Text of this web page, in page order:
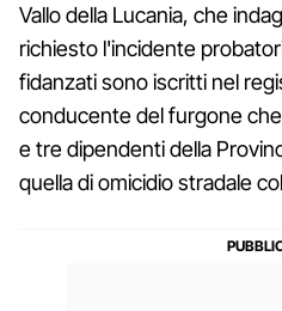
Vallo della Lucania, che
richiesto l'incidente
fidanzati sono iscritti nel
conducente del furgone
e tre dipendenti della
quella di omicidio stradale